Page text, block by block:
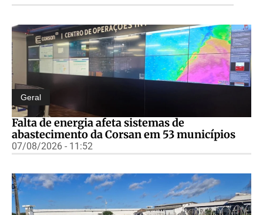
Geral
Falta de energia afeta sistemas de
abastecimento da Corsan em 53 municípios
07/08/2026 - 11:52